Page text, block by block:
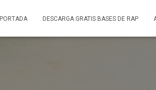
PORTADA DESCARGA GRATIS BASES DE RAP